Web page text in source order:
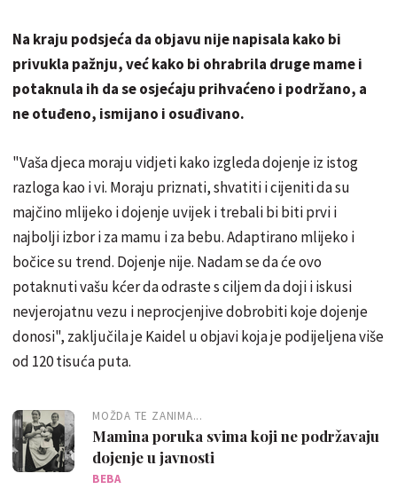
Na kraju podsjeća da objavu nije napisala kako bi
privukla pažnju, već kako bi ohrabrila druge mame i
potaknula ih da se osjećaju prihvaćeno i podržano, a
ne otuđeno, ismijano i osuđivano.
"Vaša djeca moraju vidjeti kako izgleda dojenje iz istog
razloga kao i vi. Moraju priznati, shvatiti i cijeniti da su
majčino mlijeko i dojenje uvijek i trebali bi biti prvi i
najbolji izbor i za mamu i za bebu. Adaptirano mlijeko i
bočice su trend. Dojenje nije. Nadam se da će ovo
potaknuti vašu kćer da odraste s ciljem da doji i iskusi
nevjerojatnu vezu i neprocjenjive dobrobiti koje dojenje
donosi", zaključila je Kaidel u objavi koja je podijeljena više
od 120 tisuća puta.
MOŽDA TE ZANIMA...
Mamina poruka svima koji ne podržavaju
dojenje u javnosti
BEBA